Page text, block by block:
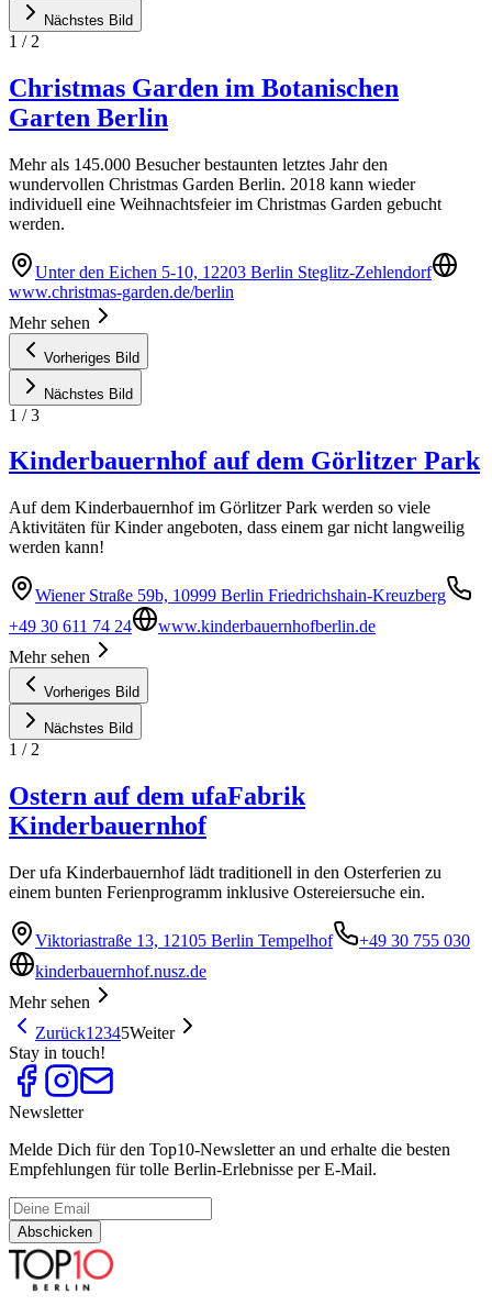
Nächstes Bild
1 / 2
Christmas Garden im Botanischen
Garten Berlin
Mehr als 145.000 Besucher bestaunten letztes Jahr den
wundervollen Christmas Garden Berlin. 2018 kann wieder
individuell eine Weihnachtsfeier im Christmas Garden gebucht
werden.
Unter den Eichen 5-10, 12203 Berlin Steglitz-Zehlendorf
www.christmas-garden.de/berlin
Mehr sehen
Vorheriges Bild
Nächstes Bild
1 /3
Kinderbauernhof auf dem Görlitzer Park
Auf dem Kinderbauernhof im Görlitzer Park werden so viele
Aktivitäten für Kinder angeboten, dass einem gar nicht langweilig
werden kann!
Wiener Straße 59b, 10999 Berlin Friedrichshain-Kreuzberg
+49 30 611 74 24
www.kinderbauernhofberlin.de
Mehr sehen
Vorheriges Bild
Nächstes Bild
1 / 2
Ostern auf dem ufaFabrik
Kinderbauernhof
Der ufa Kinderbauernhof lädt traditionell in den Osterferien zu
einem bunten Ferienprogramm inklusive Ostereiersuche ein.
Viktoriastraße 13, 12105 Berlin Tempelhof
+49 30 755 030
kinderbauernhof.nusz.de
Mehr sehen
Zurück1 2345Weiter
Stay in touch!
Newsletter
Melde Dich für den Top10-Newsletter an und erhalte die besten
Empfehlungen für tolle Berlin-Erlebnisse per E-Mail.
Abschicken